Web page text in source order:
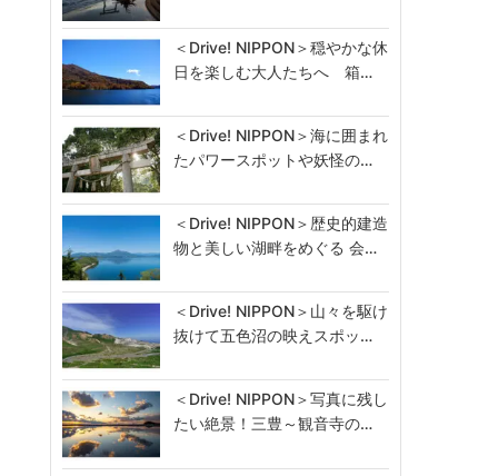
＜Drive! NIPPON＞穏やかな休
日を楽しむ大人たちへ 箱…
＜Drive! NIPPON＞海に囲まれ
たパワースポットや妖怪の…
＜Drive! NIPPON＞歴史的建造
物と美しい湖畔をめぐる 会…
＜Drive! NIPPON＞山々を駆け
抜けて五色沼の映えスポッ…
＜Drive! NIPPON＞写真に残し
たい絶景！三豊～観音寺の…